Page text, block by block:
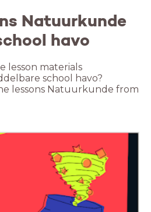
Natuurkunde
havo
lesson materials
school havo?
lessons Natuurkunde from